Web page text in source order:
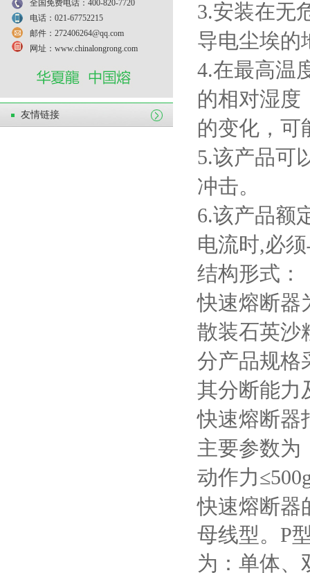
全国免费电话：400-820-7720
电话：021-67752215
邮件：272406264@qq.com
网址：www.chinalongrong.com
友情链接
3.安装在无
导电尘埃的
4.在最高温
的相对湿度
的变化，可
5.该产品可
冲击。
6.该产品额
电流时,必
结构形式：
快速熔断器
散装石英沙
分产品规格
其分断能力
快速熔断器
主要参数为
动作力≤
快速熔断器
母线型。 P
为：单体、